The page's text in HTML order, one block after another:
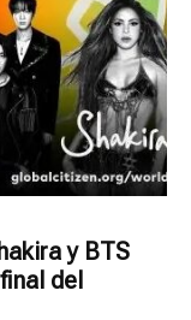
y BTS
del